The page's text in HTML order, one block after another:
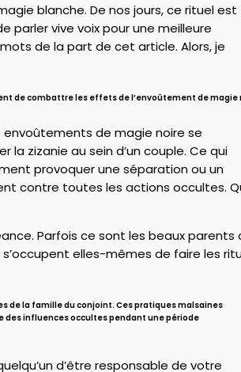
blanche. De nos jours, ce rituel est
parler vive voix pour une meilleure
de la part de cet article. Alors, je
de combattre les effets de l’envoûtement de magie
envoûtements de magie noire se
zizanie au sein d’un couple. Ce qui
provoquer une séparation ou un
contre toutes les actions occultes.
Parfois ce sont les beaux parents
elles-mêmes de faire les
de la famille du conjoint. Ces pratiques malsaines
des influences occultes pendant une période
d’être responsable de votre